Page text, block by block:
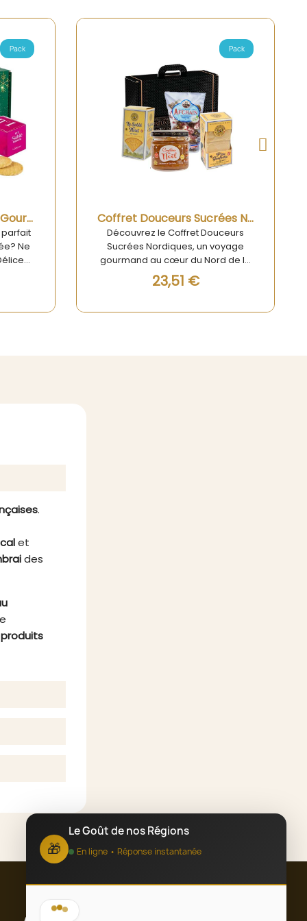
Pack
Coffret Douceurs Sucrées Nordiques
de la
à un
Ce
à
Aperçu rapide Coffret Célébration Gourmande de l'Hiver
Coffret Célébration Gourmande
de l'Hiver – Un Cadeau
Gastronomique pour les Fêtes
Offrez un moment d'exception
avec notre Coffret Célébration
sélection raffinée de produits
39,34 €
.
et
des
produits
🎁
Le Goût de nos Régions
En ligne • Réponse instantanée
Bonjour ! 👋 Bienvenue chez Le Goût